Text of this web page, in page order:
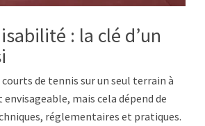
: la clé d’un
de tennis sur un seul terrain à
mais cela dépend de
réglementaires et pratiques.